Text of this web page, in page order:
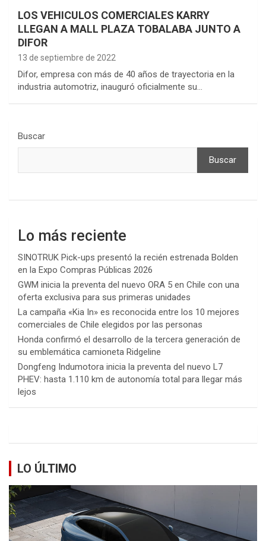
LOS VEHICULOS COMERCIALES KARRY
LLEGAN A MALL PLAZA TOBALABA JUNTO A
DIFOR
13 de septiembre de 2022
Difor, empresa con más de 40 años de trayectoria en la
industria automotriz, inauguró oficialmente su…
Buscar
Buscar
Lo más reciente
SINOTRUK Pick-ups presentó la recién estrenada Bolden
en la Expo Compras Públicas 2026
GWM inicia la preventa del nuevo ORA 5 en Chile con una
oferta exclusiva para sus primeras unidades
La campaña «Kia In» es reconocida entre los 10 mejores
comerciales de Chile elegidos por las personas
Honda confirmó el desarrollo de la tercera generación de
su emblemática camioneta Ridgeline
Dongfeng Indumotora inicia la preventa del nuevo L7
PHEV: hasta 1.110 km de autonomía total para llegar más
lejos
LO ÚLTIMO